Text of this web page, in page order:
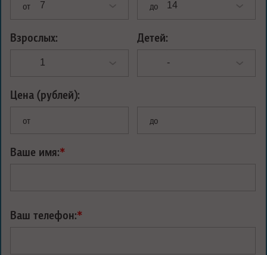
от до
Взрослых: Детей:
Цена (рублей):
от до
Ваше имя:*
Ваш телефон:*